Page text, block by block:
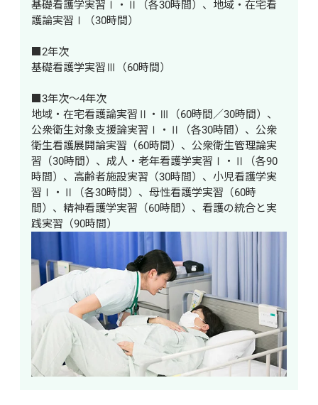
基礎看護学実習Ⅰ・Ⅱ（各30時間）、地域・在宅看
護論実習Ⅰ（30時間）
■2年次
基礎看護学実習Ⅲ（60時間）
■3年次～4年次
地域・在宅看護論実習Ⅱ・Ⅲ（60時間／30時間）、
公衆衛生対象支援論実習Ⅰ・Ⅱ（各30時間）、公衆
衛生看護展開論実習（60時間）、公衆衛生管理論実
習（30時間）、成人・老年看護学実習Ⅰ・Ⅱ（各90
時間）、高齢者施設実習（30時間）、小児看護学実
習Ⅰ・Ⅱ（各30時間）、母性看護学実習（60時
間）、精神看護学実習（60時間）、看護の統合と実
践実習（90時間）